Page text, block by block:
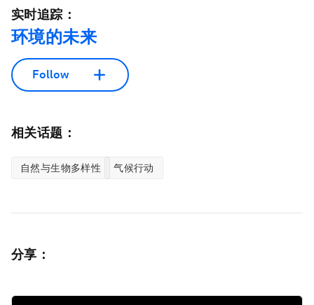
实时追踪：
环境的未来
Follow
相关话题：
自然与生物多样性 气候行动
分享：